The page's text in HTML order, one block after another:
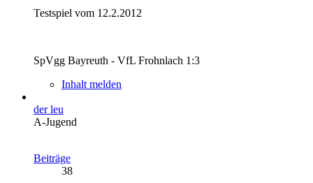
Testspiel vom 12.2.2012
SpVgg Bayreuth - VfL Frohnlach 1:3
Inhalt melden
der leu
A-Jugend
Beiträge
38